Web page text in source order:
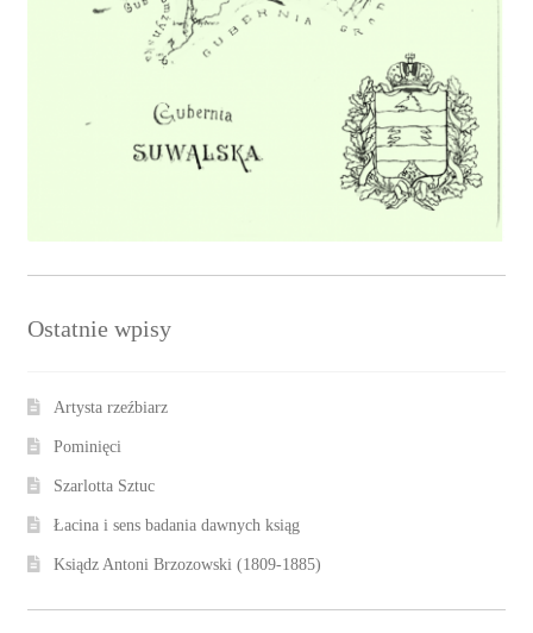
Ostatnie wpisy
Artysta rzeźbiarz
Pominięci
Szarlotta Sztuc
Łacina i sens badania dawnych ksiąg
Ksiądz Antoni Brzozowski (1809-1885)